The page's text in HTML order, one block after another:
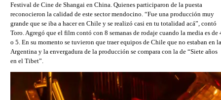
Festival de Cine de Shangai en China. Quienes participaron de la puesta
reconocieron la calidad de este sector mendocino. “Fue una producción muy
grande que se iba a hacer en Chile y se realizó casi en tu totalidad acá”, contó
Toro. Agregó que el film contó con 8 semanas de rodaje cuando la media es de
o 5. En su momento se tuvieron que traer equipos de Chile que no estaban en la
Argentina y la envergadura de la producción se compara con la de “Siete años
en el Tibet”.